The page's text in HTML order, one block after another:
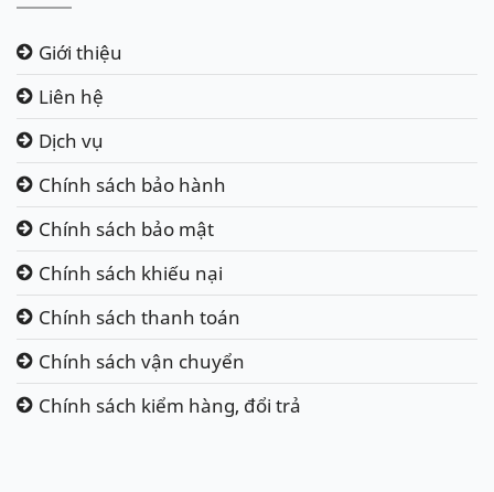
Giới thiệu
Liên hệ
Dịch vụ
Chính sách bảo hành
Chính sách bảo mật
Chính sách khiếu nại
Chính sách thanh toán
Chính sách vận chuyển
Chính sách kiểm hàng, đổi trả